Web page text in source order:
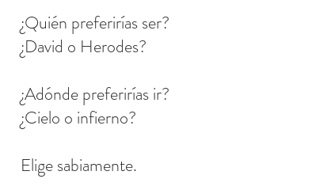
¿Quién preferirías ser?
¿David o Herodes?
¿Adónde preferirías ir?
¿Cielo o infierno?
Elige sabiamente.